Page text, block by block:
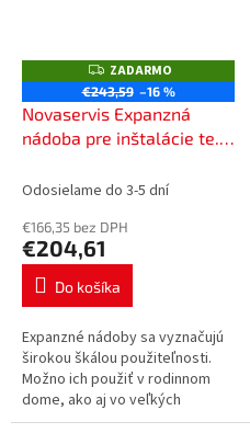
Z
A
D
A
M
ZADARMO
€243,59 –16 %
Novaservis Expanzná
nádoba pre inštalácie te. a
V60S
Odosielame do 3-5 dní
€166,35 bez DPH
€204,61
Do košíka
Expanzné nádoby sa vyznačujú
širokou škálou použiteľnosti.
Možno ich použiť v rodinnom
dome, ako aj vo veľkých
budovách. Nádoby sa dodávajú